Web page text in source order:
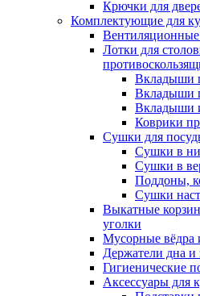
Крючки для
Комплектующие для
Лотки для
Вкладыши
Вкладыши
Вкладыши
Коврики
Сушки для
Сушки в
Сушки в
Поддоны,
Сушки
Выкатные
уголки
Мусорные вёдра
Держатели дна и
Гигиенические
Аксессуары для